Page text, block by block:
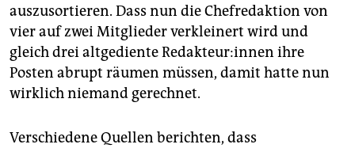
auszusortieren. Dass nun die Chefredaktion von
vier auf zwei Mitglieder verkleinert wird und
gleich drei altgediente Re­dak­teu­r:in­nen ihre
Posten abrupt räumen müssen, damit hatte nun
wirklich niemand gerechnet.
Verschiedene Quellen berichten, dass